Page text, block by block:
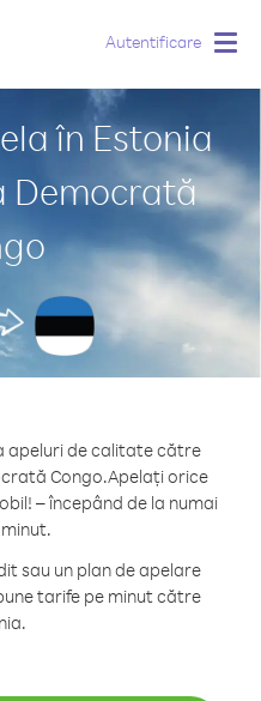
Autentificare
în Estonia
Democrată
apeluri de calitate către
Congo.Apelați orice
– începând de la numai
sau un plan de apelare
tarife pe minut către